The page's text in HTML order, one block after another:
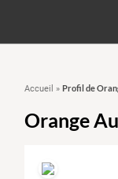
Accueil » Profil de
Orange